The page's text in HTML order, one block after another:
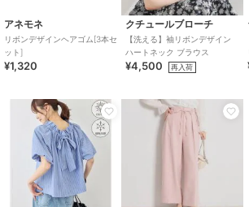
アネモネ
リボンデザインヘアゴム[3本セ
ット]
¥1,320
クチュールブローチ
【洗える】袖リボンデザイン
ハートネック ブラウス
¥4,500 再入荷